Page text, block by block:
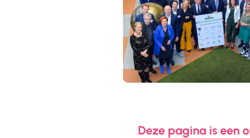
Deze pagina is een